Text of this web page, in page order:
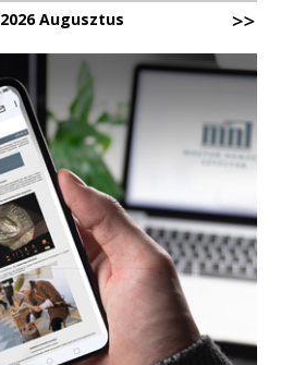
2026 Augusztus